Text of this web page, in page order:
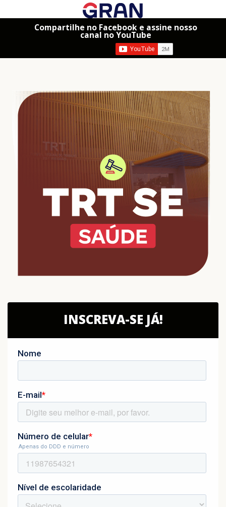
Compartilhe no Facebook e assine nosso
canal no YouTube
INSCREVA-SE JÁ!